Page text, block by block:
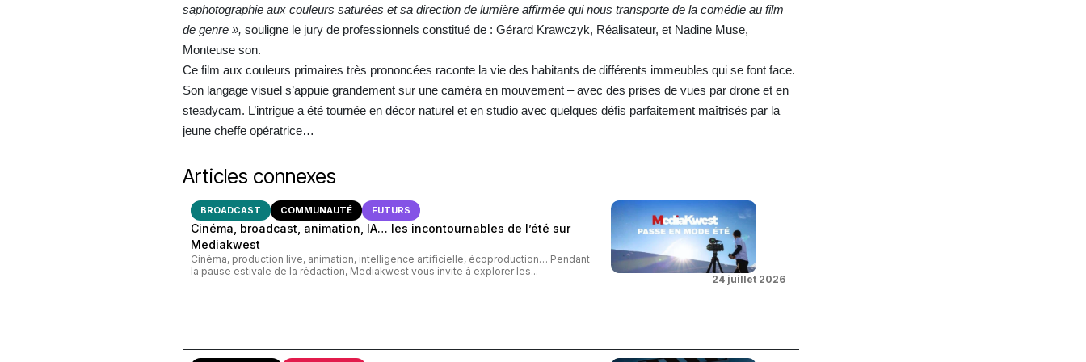
saphotographie aux couleurs saturées et sa direction de lumière affirméequi nous transporte de la comédie au film
degenre», souligne le jury de professionnels constitué de : Gérard Krawczyk, Réalisateur, et Nadine Muse,
Monteuse son.
Ce film aux couleurs primaires très prononcées raconte la vie des habitants de différents immeubles qui se font face.
Son langage visuel s’appuie grandement sur une caméra en mouvement – avec des prises de vues par drone et en
steadycam. L’intrigue a été tournée en décor naturel et en studio avec quelques défis parfaitement maîtrisés par la
jeune cheffe opératrice…
Articles connexes
BROADCAST COMMUNAUTÉ FUTURS
Cinéma, broadcast, animation, IA… les incontournables de l’été sur
Mediakwest
Cinéma, production live, animation, intelligence artificielle, écoproduction… Pendant
la pause estivale de la rédaction, Mediakwest vous invite à explorer les...
24 juillet 2026